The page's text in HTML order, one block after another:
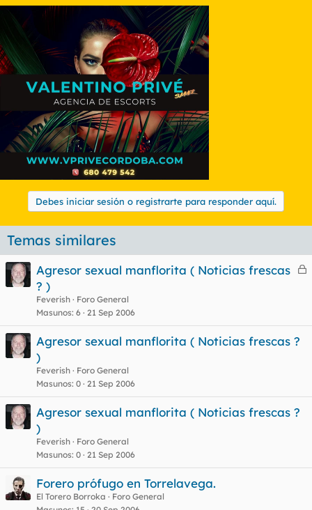
Debes iniciar sesión o registrarte para responder aquí.
Temas similares
C
a
Agresor sexual manflorita ( Noticias frescas
? )
Feverish
Foro General
Masunos 6 21 Sep 2006
Agresor sexual manflorita ( Noticias frescas ?
)
Feverish
Foro General
Masunos 0 21 Sep 2006
Agresor sexual manflorita ( Noticias frescas ?
)
Feverish
Foro General
Masunos 0 21 Sep 2006
Forero prófugo en Torrelavega.
El Torero Borroka
Foro General